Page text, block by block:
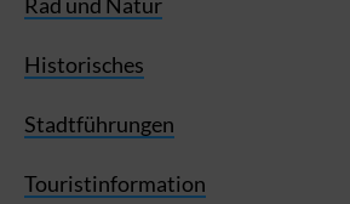
Historisches
Stadtführungen
Touristinformation